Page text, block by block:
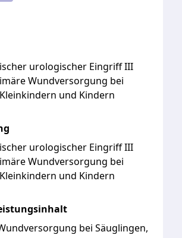
urologischer Eingriff III
Wundversorgung bei
und Kindern
urologischer EingriffIII
Wundversorgung bei
Kleinkindern und Kindern
bei Säuglingen,